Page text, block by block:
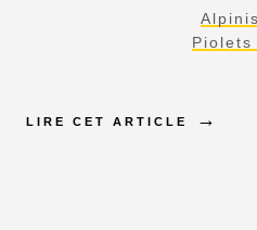
Piolets
LIRE CET ARTICLE